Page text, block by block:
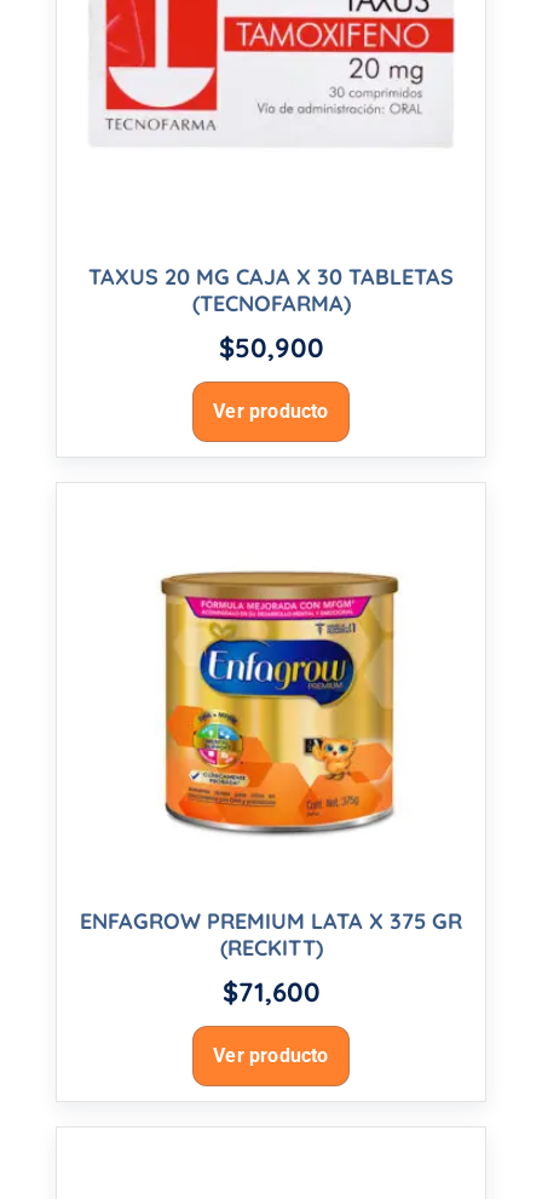
TAXUS 20 MG CAJA X 30 TABLETAS
(TECNOFARMA)
$50,900
Ver producto
ENFAGROW PREMIUM LATA X 375 GR
(RECKITT)
$71,600
Ver producto